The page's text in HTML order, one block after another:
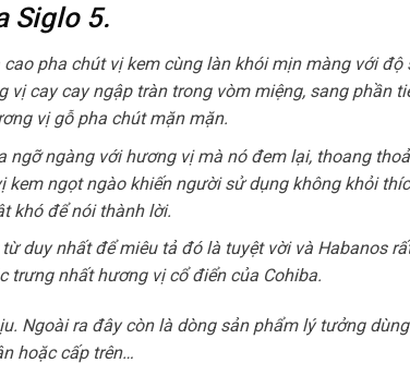
Siglo 5.
pha chút vị kem cùng làn khói mịn màng với độ
cay cay ngập tràn trong vòm miệng, sang phần
vị gỗ pha chút mặn mặn.
ngỡ ngàng với hương vị mà nó đem lại, thoang
ngọt ngào khiến người sử dụng không khỏi
khó để nói thành lời.
duy nhất để miêu tả đó là tuyệt vời và Habanos
trưng nhất hương vị cổ điển của Cohiba.
Ngoài ra đây còn là dòng sản phẩm lý tưởng
hoặc cấp trên…